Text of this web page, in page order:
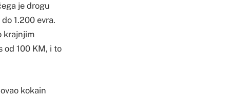
je drogu
1.200 evra.
krajnjim
od 100 KM, i to
kokain